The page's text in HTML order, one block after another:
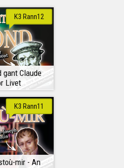
gant Claude
Livet
K3 Rann12
mir - An
K3 Rann11